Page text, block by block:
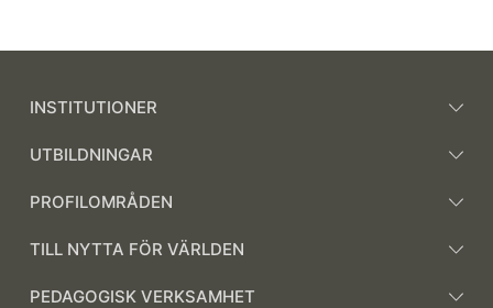
INSTITUTIONER
UTBILDNINGAR
PROFILOMRÅDEN
TILL NYTTA FÖR VÄRLDEN
PEDAGOGISK VERKSAMHET